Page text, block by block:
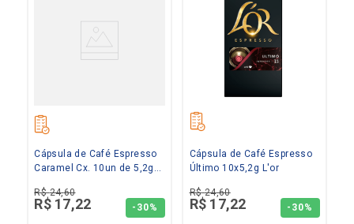
Cápsula de Café Espresso
Caramel Cx. 10un de 5,2g
R$ 24,60
R$ 17,22 - 30%
Cápsula de Café Espresso
Último 10x5,2g L'or
R$ 24,60
R$ 17,22 - 30%